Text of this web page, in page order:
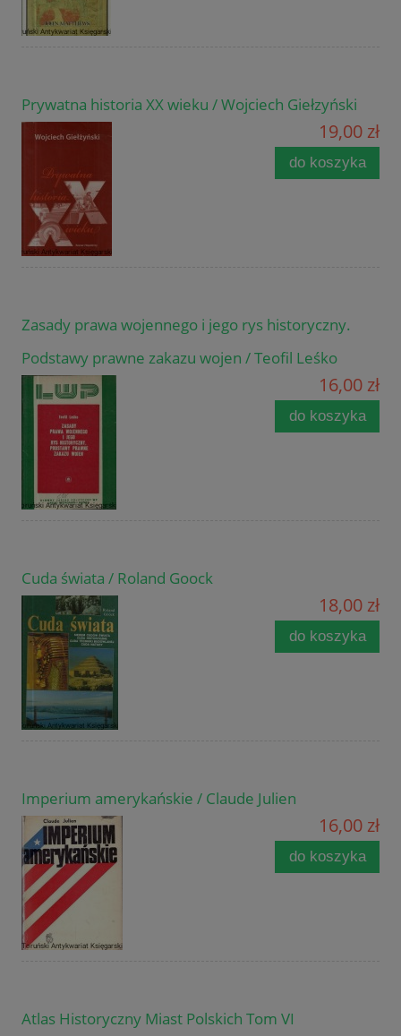
Prywatna historia XX wieku / Wojciech Giełzyński
19,00 zł
do koszyka
Zasady prawa wojennego i jego rys historyczny.
Podstawy prawne zakazu wojen / Teofil Leśko
16,00 zł
do koszyka
Cuda świata / Roland Goock
18,00 zł
do koszyka
Imperium amerykańskie / Claude Julien
16,00 zł
do koszyka
Atlas Historyczny Miast Polskich Tom VI